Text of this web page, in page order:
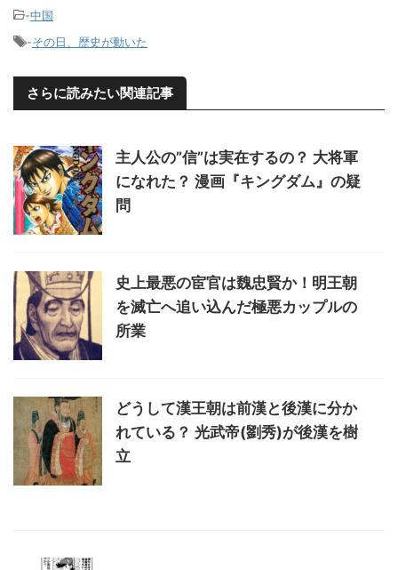
-中国
-その日、歴史が動いた
さらに読みたい関連記事
主人公の”信”は実在するの？ 大将軍
になれた？ 漫画『キングダム』の疑
問
史上最悪の宦官は魏忠賢か！明王朝
を滅亡へ追い込んだ極悪カップルの
所業
どうして漢王朝は前漢と後漢に分か
れている？ 光武帝(劉秀)が後漢を樹
立